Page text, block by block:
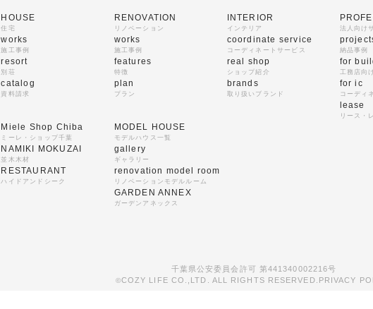
HOUSE
住宅
works
施工事例
resort
別荘
catalog
資料請求
RENOVATION
リノベーション
works
施工事例
features
特徴
plan
プラン
INTERIOR
インテリア
coordinate service
コーディネートサービス
real shop
ショップ紹介
brands
取り扱いブランド
法人向け
納品事例
for
工務店向
for ic
コーディ
lease
リース・
Miele Shop Chiba
ミーレ・ショップ千葉
NAMIKI MOKUZAI
並木木材
RESTAURANT
ハイドアンドシーク
MODEL HOUSE
モデルハウス一覧
gallery
ギャラリー
renovation model room
リノベーションモデルルーム
GARDEN ANNEX
ガーデンアネックス
千葉県公安委員会許可 第441340002216号
©COZY LIFE CO.,LTD. ALL RIGHTS RESERVED. PRIVACY